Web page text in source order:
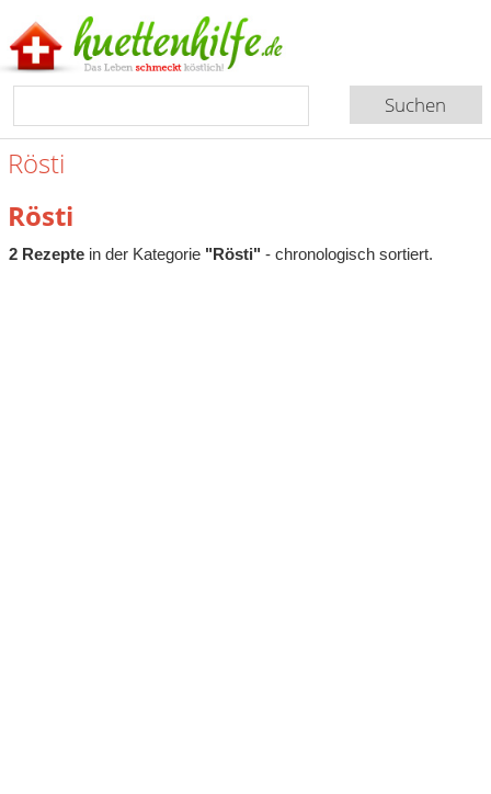
Rösti
Rösti
2 Rezeptein der Kategorie "Rösti" - chronologisch sortiert.